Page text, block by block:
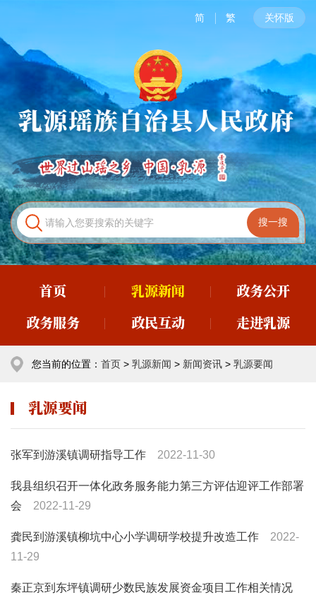
简 繁 关怀版
首页 乳源新闻
政务公开
政务服务
政民互动 走进乳源
您当前的位置： 首页 > 乳源新闻 > 新闻资讯 > 乳源要闻
乳源要闻
张军到游溪镇调研指导工作 2022-11-30
我县组织召开一体化政务服务能力第三方评估迎评工作部署
会
2022-11-29
龚民到游溪镇柳坑中心小学调研学校提升改造工作
2022-
11-29
秦正京到东坪镇调研少数民族发展资金项目工作相关情况